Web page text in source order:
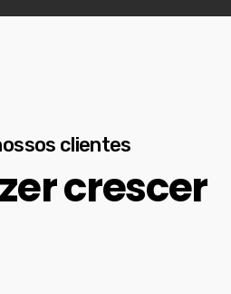
clientes
crescer